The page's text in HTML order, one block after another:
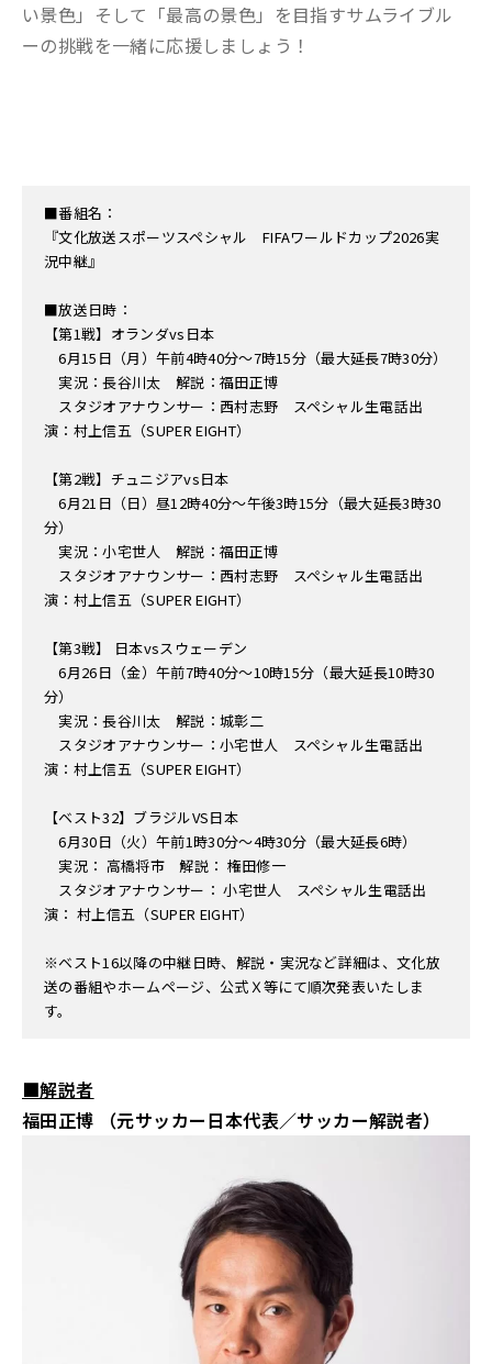
い景色」そして「最高の景色」を目指すサムライブル
ーの挑戦を一緒に応援しましょう！
■番組名：
『文化放送スポーツスペシャル FIFAワールドカップ2026実
況中継』
■放送日時：
【第1戦】オランダvs日本
6月15日（月）午前4時40分～7時15分（最大延長7時30分）
実況：長谷川太 解説：福田正博
スタジオアナウンサー：西村志野 スペシャル生電話出
演：村上信五（SUPER EIGHT）
【第2戦】チュニジアvs日本
6月21日（日）昼12時40分～午後3時15分（最大延長3時30
分）
実況：小宅世人 解説：福田正博
スタジオアナウンサー：西村志野 スペシャル生電話出
演：村上信五（SUPER EIGHT）
【第3戦】 日本vsスウェーデン
6月26日（金）午前7時40分～10時15分（最大延長10時30
分）
実況：長谷川太 解説：城彰二
スタジオアナウンサー：小宅世人 スペシャル生電話出
演：村上信五（SUPER EIGHT）
【ベスト32】ブラジルVS日本
6月30日（火）午前1時30分～4時30分（最大延長6時）
実況： 高橋将市 解説： 権田修一
スタジオアナウンサー： 小宅世人 スペシャル生電話出
演： 村上信五（SUPER EIGHT）
※ベスト16以降の中継日時、解説・実況など詳細は、文化放
送の番組やホームページ、公式Ｘ等にて順次発表いたしま
す。
■解説者
福田正博 （元サッカー日本代表／サッカー解説者）